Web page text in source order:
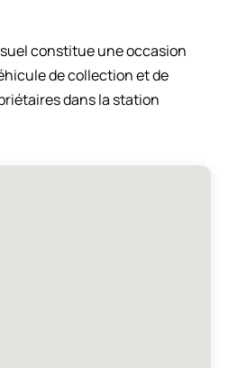
constitue une occasion
de collection et de
dans la station